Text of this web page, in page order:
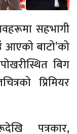
सहभागी
आएको बाटो’को
बिग
प्रिमियर
पत्रकार,